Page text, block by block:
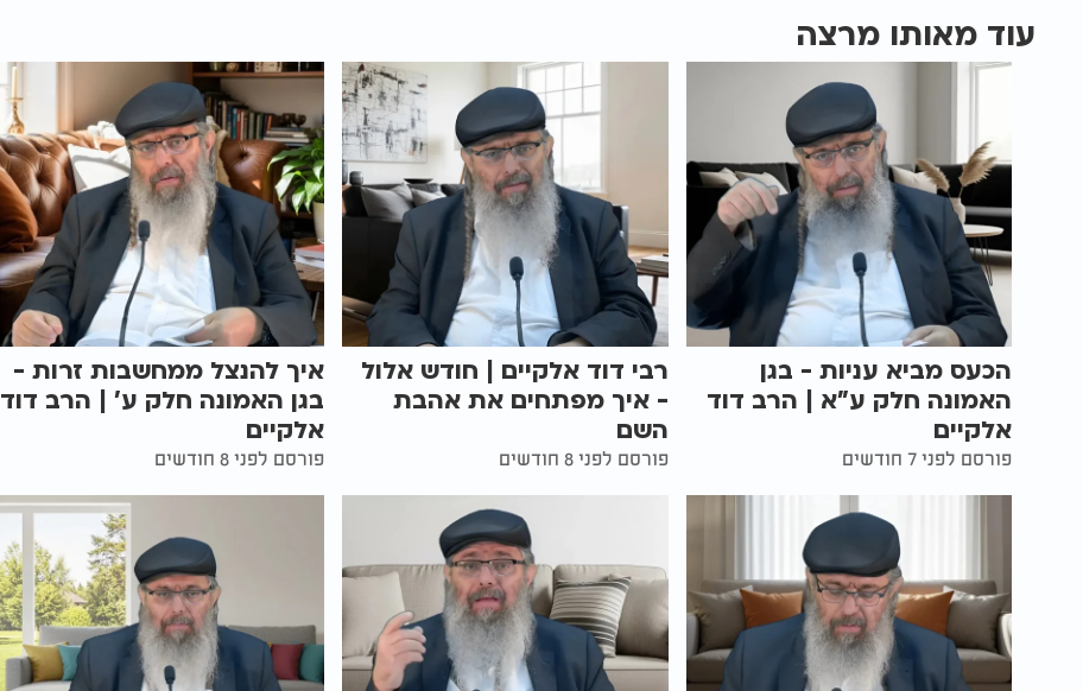
עוד מאותו מרצה
הכעס מביא עניות - בגן
האמונה חלק ע"א | הרב דוד
אלקיים
פורסם לפני 7 חודשים
רבי דוד אלקיים | חודש אלול
- איך מפתחים את אהבת
השם
פורסם לפני 8 חודשים
איך להנצל ממחשבות זרות -
בגן האמונה חלק ע' | הרב דוד
אלקיים
פורסם לפני 8 חודשים